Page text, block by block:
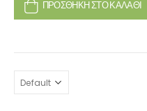
ΠΡΟΣΘΉΚΗ ΣΤΟ ΚΑΛΆΘΙ